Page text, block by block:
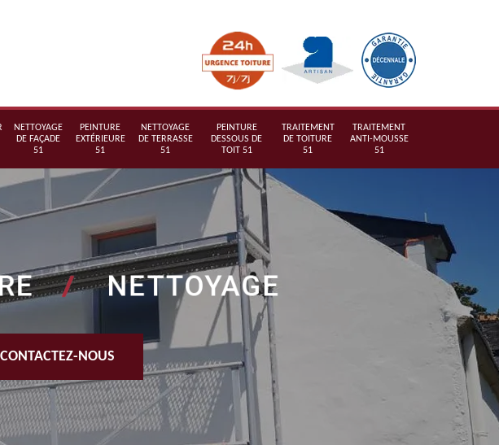
NETTOYAGE
DE FAÇADE
51
PEINTURE
EXTÉRIEURE
51
NETTOYAGE
DE TERRASSE
51
PEINTURE
DESSOUS DE
TOIT 51
TRAITEMENT
DE TOITURE
51
TRAITEMENT
ANTI-MOUSSE
51
CONTACTEZ-NOUS